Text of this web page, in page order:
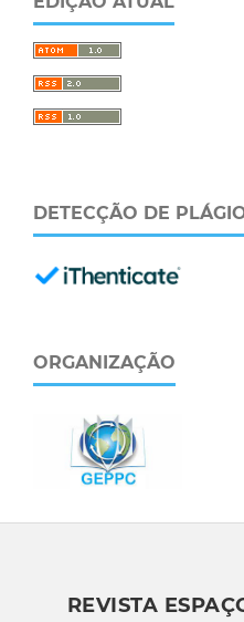
DETECÇÃO DE
ORGANIZAÇÃO
REVISTA